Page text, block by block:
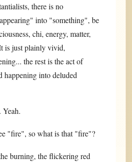
there is no
into "something", be
chi, energy, matter,
is just plainly vivid,
the rest is the act of
happening into deluded
Yeah.
"fire", so what is that "fire"?
burning, the flickering red